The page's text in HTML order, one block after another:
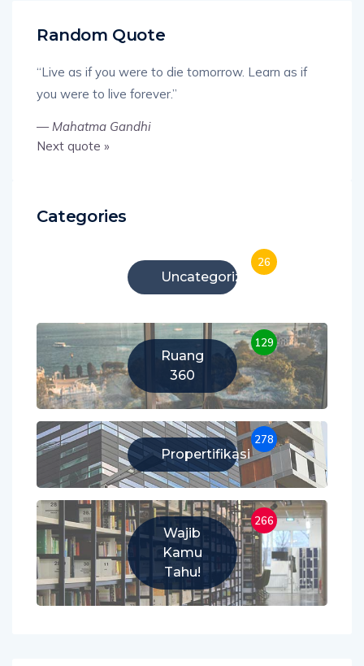
Random Quote
“Live as if you were to die tomorrow. Learn as if
you were to live forever.”
—Mahatma Gandhi
Next quote »
Categories
Uncategorized
26
Ruang
360
129
Propertifikasi
278
Wajib
Kamu
Tahu!
266